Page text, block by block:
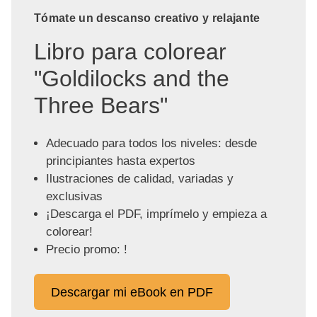
Tómate un descanso creativo y relajante
Libro para colorear
"Goldilocks and the
Three Bears"
Adecuado para todos los niveles: desde
principiantes hasta expertos
Ilustraciones de calidad, variadas y
exclusivas
¡Descarga el PDF, imprímelo y empieza a
colorear!
Precio promo: !
Descargar mi eBook en PDF